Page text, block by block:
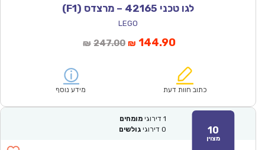
לגו טכני 42165 – מרצדס (F1)
LEGO
₪ 247.00המחיר
₪247.00.
₪ 144.90המחיר
הוא:
כתוב חוות דעת מידע נוסף
10
מצוין
1 דירוגי מומחים
0 דירוגי גולשים